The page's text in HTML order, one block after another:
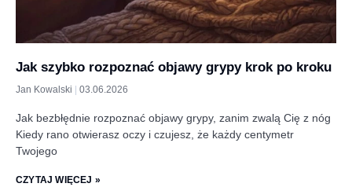
Jak szybko rozpoznać objawy grypy krok po kroku
Jan Kowalski 03.06.2026
Jak bezbłędnie rozpoznać objawy grypy, zanim zwalą Cię z nóg
Kiedy rano otwierasz oczy i czujesz, że każdy centymetr
Twojego
CZYTAJ WIĘCEJ »